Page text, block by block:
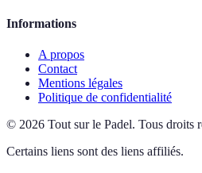
Informations
A propos
Contact
Mentions légales
Politique de confidentialité
© 2026 Tout sur le Padel. Tous droits
Certains liens sont des liens affiliés.